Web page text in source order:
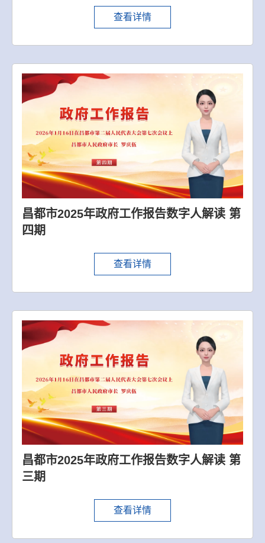
查看详情
昌都市2025年政府工作报告数字人解读 第
四期
查看详情
昌都市2025年政府工作报告数字人解读 第
三期
查看详情